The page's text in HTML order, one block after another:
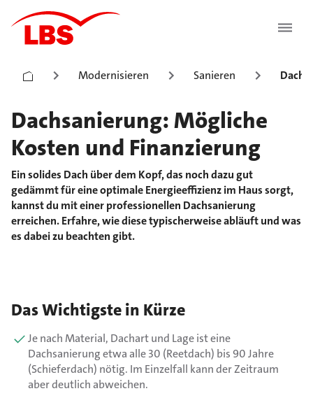
Modernisieren Sanieren
Dachsanierung: Mögliche
Kosten und Finanzierung
Ein solides Dach über dem Kopf, das noch dazu gut
gedämmt für eine optimale Energieeffizienz im Haus sorgt,
kannst du mit einer professionellen Dachsanierung
erreichen. Erfahre, wie diese typischerweise abläuft und was
es dabei zu beachten gibt.
Das Wichtigste in Kürze
Je nach Material, Dachart und Lage ist eine
Dachsanierung etwa alle 30 (Reetdach) bis 90 Jahre
(Schieferdach) nötig. Im Einzelfall kann der Zeitraum
aber deutlich abweichen.